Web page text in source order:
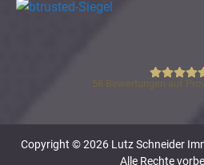
Lutz
58 Bewertungen auf
Copyright © 2026 Lutz Schneider
Alle Rechte